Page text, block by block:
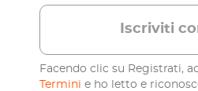
Iscriviti
Facendo clic su Registrati,
Termini e ho letto e